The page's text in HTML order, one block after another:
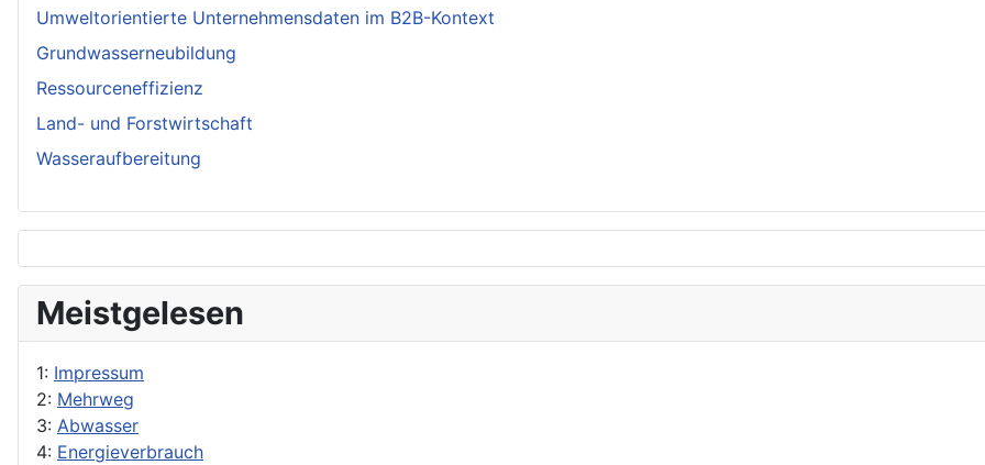
Umweltorientierte Unternehmensdaten im B2B-Kontext
Grundwasserneubildung
Ressourceneffizienz
Land- und Forstwirtschaft
Wasseraufbereitung
Meistgelesen
1: Impressum
2: Mehrweg
3: Abwasser
4: Energieverbrauch